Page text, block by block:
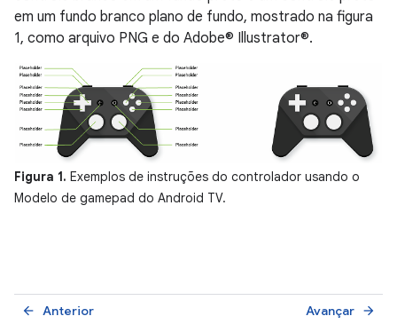
em um fundo branco plano de fundo, mostrado na figura
1, como arquivo PNG e do Adobe® Illustrator®.
Figura 1. Exemplos de instruções do controlador usando o
Modelo de gamepad do Android TV.
Anterior
arrow_back Avançar arrow_forward